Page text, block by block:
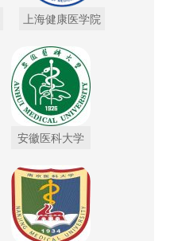
上海健康医学院
安徽医科大学